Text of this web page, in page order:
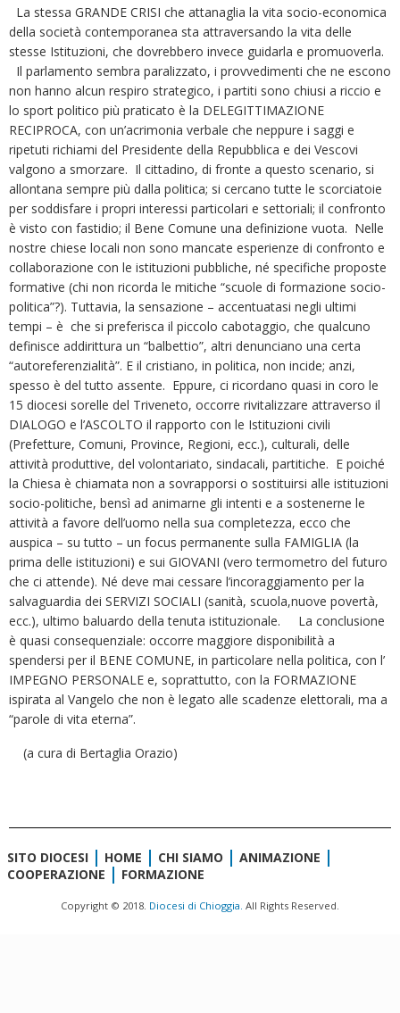
La stessa GRANDE CRISI che attanaglia la vita socio-economica
della società contemporanea sta attraversando la vita delle
stesse Istituzioni, che dovrebbero invece guidarla e promuoverla.
Il parlamento sembra paralizzato, i provvedimenti che ne escono
non hanno alcun respiro strategico, i partiti sono chiusi a riccio e
lo sport politico più praticato è la DELEGITTIMAZIONE
RECIPROCA, con un’acrimonia verbale che neppure i saggi e
ripetuti richiami del Presidente della Repubblica e dei Vescovi
valgono a smorzare. Il cittadino, di fronte a questo scenario, si
allontana sempre più dalla politica; si cercano tutte le scorciatoie
per soddisfare i propri interessi particolari e settoriali; il confronto
è visto con fastidio; il Bene Comune una definizione vuota. Nelle
nostre chiese locali non sono mancate esperienze di confronto e
collaborazione con le istituzioni pubbliche, né specifiche proposte
formative (chi non ricorda le mitiche “scuole di formazione socio-
politica”?). Tuttavia, la sensazione – accentuatasi negli ultimi
tempi – è che si preferisca il piccolo cabotaggio, che qualcuno
definisce addirittura un “balbettio”, altri denunciano una certa
“autoreferenzialità”. E il cristiano, in politica, non incide; anzi,
spesso è del tutto assente. Eppure, ci ricordano quasi in coro le
15 diocesi sorelle del Triveneto, occorre rivitalizzare attraverso il
DIALOGO e l’ASCOLTO il rapporto con le Istituzioni civili
(Prefetture, Comuni, Province, Regioni, ecc.), culturali, delle
attività produttive, del volontariato, sindacali, partitiche. E poiché
la Chiesa è chiamata non a sovrapporsi o sostituirsi alle istituzioni
socio-politiche, bensì ad animarne gli intenti e a sostenerne le
attività a favore dell’uomo nella sua completezza, ecco che
auspica – su tutto – un focus permanente sulla FAMIGLIA (la
prima delle istituzioni) e sui GIOVANI (vero termometro del futuro
che ci attende). Né deve mai cessare l’incoraggiamento per la
salvaguardia dei SERVIZI SOCIALI (sanità, scuola,nuove povertà,
ecc.), ultimo baluardo della tenuta istituzionale. La conclusione
è quasi consequenziale: occorre maggiore disponibilità a
spendersi per il BENE COMUNE, in particolare nella politica, con l’
IMPEGNO PERSONALE e, soprattutto, con la FORMAZIONE
ispirata al Vangelo che non è legato alle scadenze elettorali, ma a
“parole di vita eterna”.
(a cura di Bertaglia Orazio)
SITO DIOCESI HOME CHI SIAMO
ANIMAZIONE
COOPERAZIONE
FORMAZIONE
Copyright © 2018. Diocesi di Chioggia. All Rights Reserved.